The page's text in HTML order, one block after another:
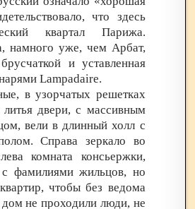
что здесь
квартал Парижа.
намного уже, чем Арбат,
и уставленная
Lampadaire.
в узорчатых решетках
литья двери, с массивным
вели в длинный холл с
Справа зеркало во
комната консьержки,
фамилиями жильцов, но
чтобы без ведома
не проходили люди, не